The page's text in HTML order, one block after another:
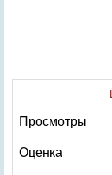
Просмотры
Оценка